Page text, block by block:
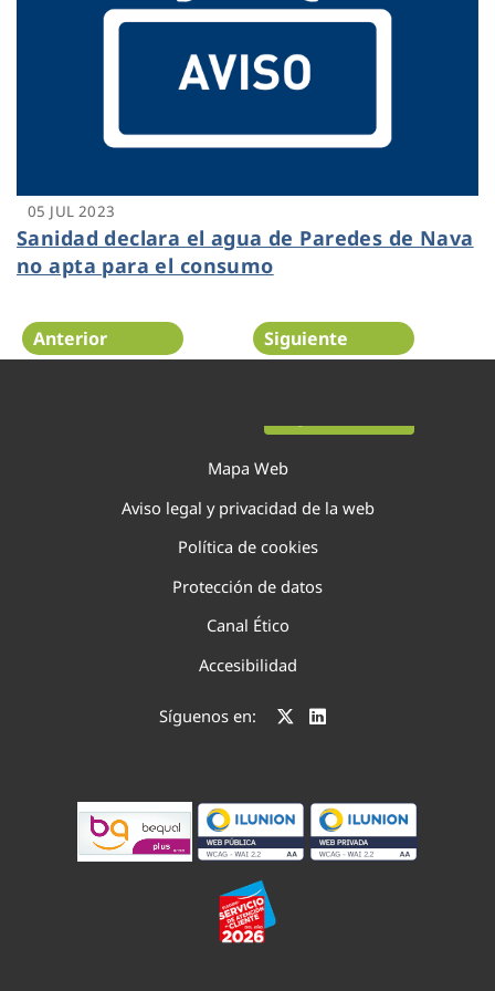
05 JUL 2023
Sanidad declara el agua de Paredes de Nava
no apta para el consumo
Anterior Siguiente
Mapa Web
Aviso legal y privacidad de la web
Política de cookies
Protección de datos
Canal Ético
Accesibilidad
Síguenos en: